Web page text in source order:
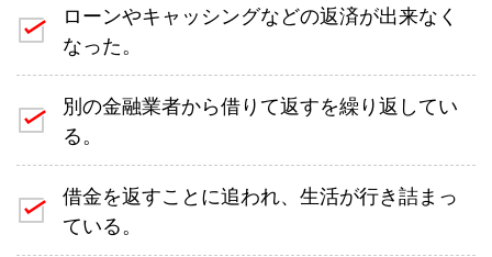
ローンやキャッシングなどの返済が出来なく
なった。
別の金融業者から借りて返すを繰り返してい
る。
借金を返すことに追われ、生活が行き詰まっ
ている。